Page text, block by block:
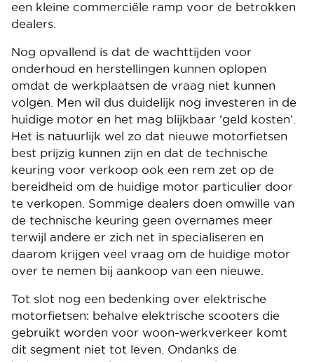
een kleine commerciële ramp voor de betrokken
dealers.
Nog opvallend is dat de wachttijden voor
onderhoud en herstellingen kunnen oplopen
omdat de werkplaatsen de vraag niet kunnen
volgen. Men wil dus duidelijk nog investeren in de
huidige motor en het mag blijkbaar ‘geld kosten’.
Het is natuurlijk wel zo dat nieuwe motorfietsen
best prijzig kunnen zijn en dat de technische
keuring voor verkoop ook een rem zet op de
bereidheid om de huidige motor particulier door
te verkopen. Sommige dealers doen omwille van
de technische keuring geen overnames meer
terwijl andere er zich net in specialiseren en
daarom krijgen veel vraag om de huidige motor
over te nemen bij aankoop van een nieuwe.
Tot slot nog een bedenking over elektrische
motorfietsen: behalve elektrische scooters die
gebruikt worden voor woon-werkverkeer komt
dit segment niet tot leven. Ondanks de